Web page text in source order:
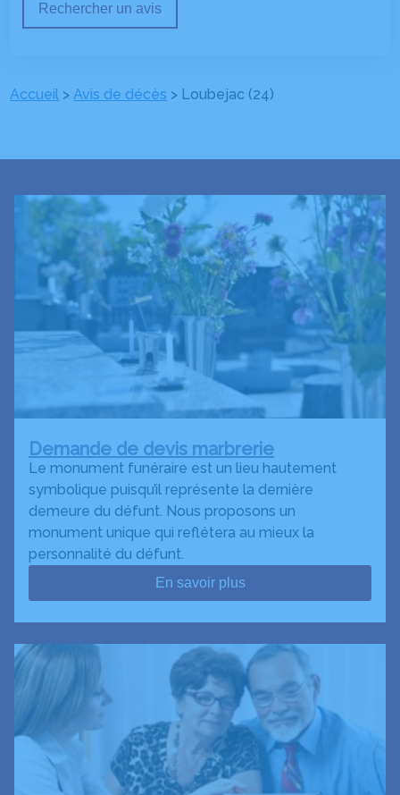
Rechercher un avis
Accueil >Avis de décès > Loubejac (24)
Demande de devis marbrerie
Le monument funéraire est un lieu hautement
symbolique puisqu’il représente la dernière
demeure du défunt. Nous proposons un
monument unique qui reflétera au mieux la
personnalité du défunt.
En savoir plus